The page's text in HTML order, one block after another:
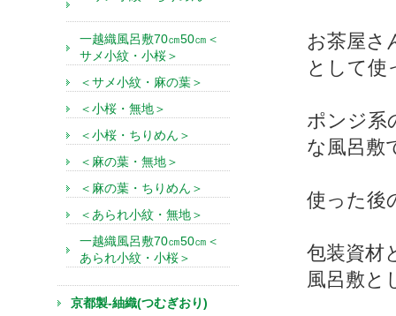
お茶屋さ
として使
ポンジ系
な風呂敷
使った後
包装資材
風呂敷と
一越織風呂敷70㎝50㎝＜
サメ小紋・小桜＞
＜サメ小紋・麻の葉＞
＜小桜・無地＞
＜小桜・ちりめん＞
＜麻の葉・無地＞
＜麻の葉・ちりめん＞
＜あられ小紋・無地＞
一越織風呂敷70㎝50㎝＜
あられ小紋・小桜＞
京都製-紬織(つむぎおり)